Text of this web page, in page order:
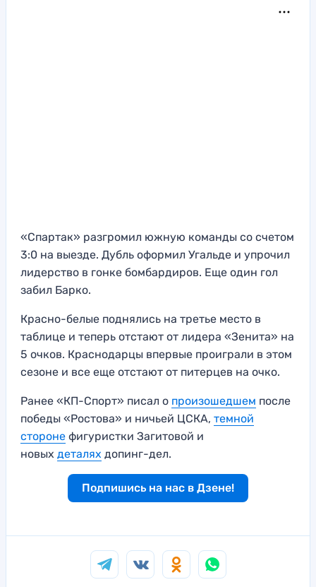
«Спартак» разгромил южную команды со счетом
3:0 на выезде. Дубль оформил Угальде и упрочил
лидерство в гонке бомбардиров. Еще один гол
забил Барко.
Красно-белые поднялись на третье место в
таблице и теперь отстают от лидера «Зенита» на
5 очков. Краснодарцы впервые проиграли в этом
сезоне и все еще отстают от питерцев на очко.
Ранее «КП-Спорт» писал о произошедшем после
победы «Ростова» и ничьей ЦСКА, темной
стороне фигуристки Загитовой и
новых деталях допинг-дел.
Подпишись на нас в Дзене!